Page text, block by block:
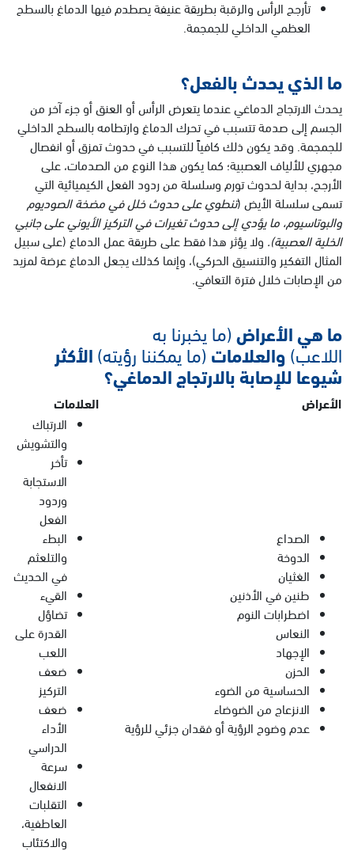
تأرجح الرأس والرقبة بطريقة عنيفة يصطدم فيها الدماغ بالسطح
العظمي الداخلي للجمجمة.
ما الذي يحدث بالفعل؟
يحدث الارتجاج الدماغي عندما يتعرض الرأس أو العنق أو جزء آخر من
الجسم إلى صدمة تتسبب في تحرك الدماغ وارتطامه بالسطح الداخلي
للجمجمة. وقد يكون ذلك كافياً للتسبب في حدوث تمزق أو انفصال
مجهري للألياف العصبية؛ كما يكون هذا النوع من الصدمات، على
الأرجح، بداية لحدوث تورم وسلسلة من ردود الفعل الكيميائية التي
تسمى سلسلة الأيض (تنطوي على حدوث خلل في مضخة الصوديوم
والبوتاسيوم، ما يؤدي إلى حدوث تغيرات في التركيز الأيوني على جانبي
الخلية العصبية). ولا يؤثر هذا فقط على طريقة عمل الدماغ (على سبيل
المثال التفكير والتنسيق الحركي)، وإنما كذلك يجعل الدماغ عرضة لمزيد
من الإصابات خلال فترة التعافي.
ما هي الأعراض (ما يخبرنا به
اللاعب) والعلامات (ما يمكننا رؤيته) الأكثر
شيوعا للإصابة بالارتجاج الدماغي؟
الأعراض العلامات
الصداع
الدوخة
الغثيان
طنين في الأذنين
اضطرابات النوم
النعاس
الإجهاد
الحزن
الحساسية من الضوء
الانزعاج من الضوضاء
عدم وضوح الرؤية أو فقدان جزئي للرؤية
الارتباك
والتشويش
تأخر
الاستجابة
وردود
الفعل
البطء
والتلعثم
في الحديث
القيء
تضاؤل
القدرة على
اللعب
ضعف
التركيز
ضعف
الأداء
الدراسي
سرعة
الانفعال
التقلبات
العاطفية،
والاكتئاب